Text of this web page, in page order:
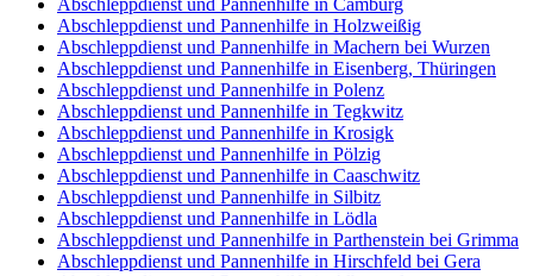
Abschleppdienst und Pannenhilfe in Camburg
Abschleppdienst und Pannenhilfe in Holzweißig
Abschleppdienst und Pannenhilfe in Machern bei Wurzen
Abschleppdienst und Pannenhilfe in Eisenberg, Thüringen
Abschleppdienst und Pannenhilfe in Polenz
Abschleppdienst und Pannenhilfe in Tegkwitz
Abschleppdienst und Pannenhilfe in Krosigk
Abschleppdienst und Pannenhilfe in Pölzig
Abschleppdienst und Pannenhilfe in Caaschwitz
Abschleppdienst und Pannenhilfe in Silbitz
Abschleppdienst und Pannenhilfe in Lödla
Abschleppdienst und Pannenhilfe in Parthenstein bei Grimma
Abschleppdienst und Pannenhilfe in Hirschfeld bei Gera